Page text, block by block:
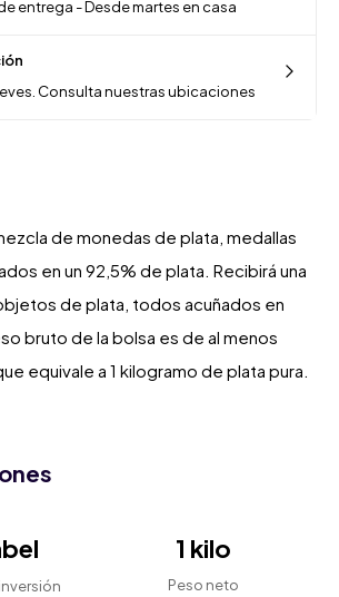
entrega - Desde martes en casa
Consulta nuestras ubicaciones
de monedas de plata, medallas
en un 92,5% de plata. Recibirá una
de plata, todos acuñados en
bruto de la bolsa es de al menos
equivale a 1 kilogramo de plata pura.
1 kilo
Peso neto